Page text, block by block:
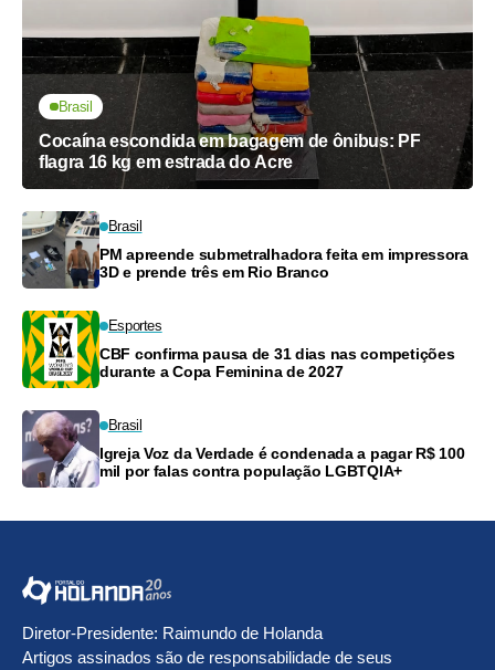
Brasil
Cocaína escondida em bagagem de ônibus: PF
flagra 16 kg em estrada do Acre
Brasil
PM apreende submetralhadora feita em impressora
3D e prende três em Rio Branco
Esportes
CBF confirma pausa de 31 dias nas competições
durante a Copa Feminina de 2027
Brasil
Igreja Voz da Verdade é condenada a pagar R$ 100
mil por falas contra população LGBTQIA+
Diretor-Presidente: Raimundo de Holanda
Artigos assinados são de responsabilidade de seus